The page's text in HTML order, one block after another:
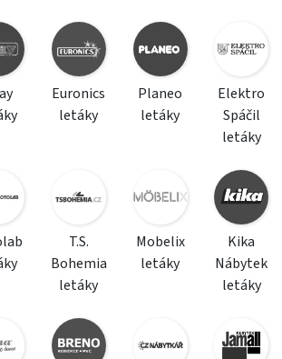
Euronics
letáky
Planeo
letáky
Elektro
Spáčil
letáky
T.S.
Bohemia
letáky
Mobelix
letáky
Kika
Nábytek
letáky